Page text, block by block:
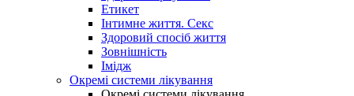
Етикет
Інтимне життя. Секс
Здоровий спосіб життя
Зовнішність
Імідж
Окремі системи лікування